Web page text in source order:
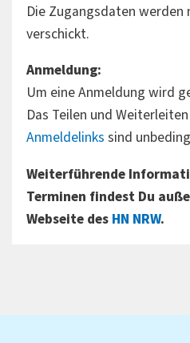
Die Zugangsdaten werden
verschickt.
Anmeldung:
Um eine Anmeldung wird
Das Teilen und
Anmeldelinks sind
Weiterführende
Terminen findest Du
Webseite des HN NRW.